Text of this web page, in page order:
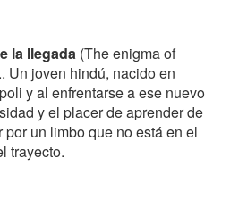
la llegada (The enigma of
Un joven hindú, nacido en
y al enfrentarse a ese nuevo
y el placer de aprender de
un limbo que no está en el
trayecto.